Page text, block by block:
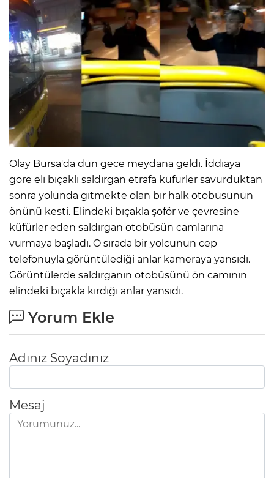
Olay Bursa'da dün gece meydana geldi. İddiaya
göre eli bıçaklı saldırgan etrafa küfürler savurduktan
sonra yolunda gitmekte olan bir halk otobüsünün
önünü kesti. Elindeki bıçakla şoför ve çevresine
küfürler eden saldırgan otobüsün camlarına
vurmaya başladı. O sırada bir yolcunun cep
telefonuyla görüntülediği anlar kameraya yansıdı.
Görüntülerde saldırganın otobüsünü ön camının
elindeki bıçakla kırdığı anlar yansıdı.
Yorum Ekle
Adınız Soyadınız
Mesaj